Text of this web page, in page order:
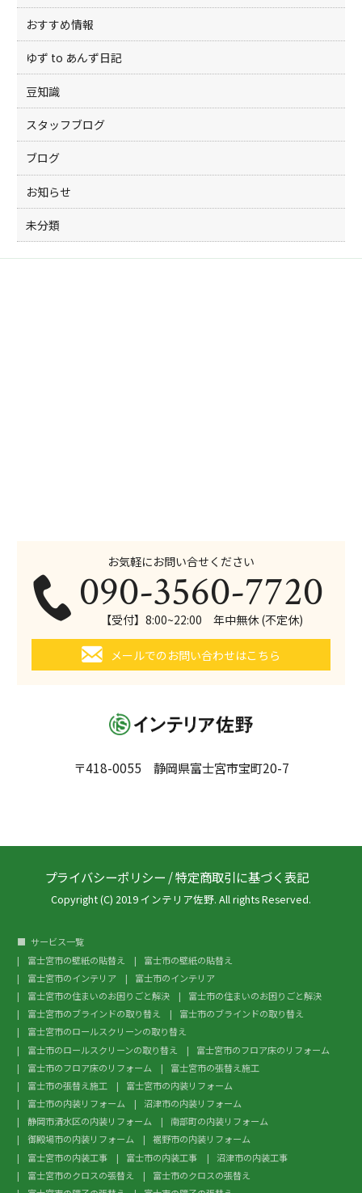
おすすめ情報
ゆず to あんず日記
豆知識
スタッフブログ
ブログ
お知らせ
未分類
お気軽にお問い合せください
090-3560-7720
【受付】8:00~22:00 年中無休 (不定休)
メールでのお問い合わせはこちら
〒418-0055 静岡県富士宮市宝町20-7
プライバシーポリシー /特定商取引に基づく表記
Copyright (C) 2019 インテリア佐野. All rights Reserved.
サービス一覧
富士宮市の壁紙の貼替え
富士市の壁紙の貼替え
富士宮市のインテリア
富士市のインテリア
富士宮市の住まいのお困りごと解決
富士市の住まいのお困りごと解決
富士宮市のブラインドの取り替え
富士市のブラインドの取り替え
富士宮市のロールスクリーンの取り替え
富士市のロールスクリーンの取り替え
富士宮市のフロア床のリフォーム
富士市のフロア床のリフォーム
富士宮市の張替え施工
富士市の張替え施工
富士宮市の内装リフォーム
富士市の内装リフォーム
沼津市の内装リフォーム
静岡市清水区の内装リフォーム
南部町の内装リフォーム
御殿場市の内装リフォーム
裾野市の内装リフォーム
富士宮市の内装工事
富士市の内装工事
沼津市の内装工事
富士宮市のクロスの張替え
富士市のクロスの張替え